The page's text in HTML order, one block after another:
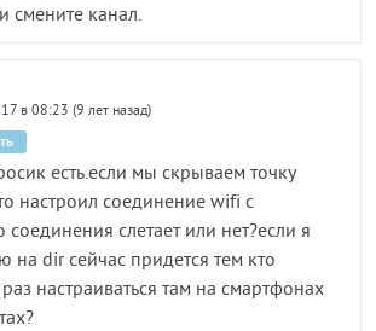
смените канал.
в 08:23 (9 лет назад)
есть.если мы скрываем точку
настроил соединение wifi с
соединения слетает или нет?если я
на dir сейчас придется тем кто
настраиваться там на смартфонах